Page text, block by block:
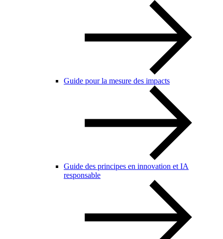
Guide pour la mesure des impacts
Guide des principes en innovation et IA
responsable